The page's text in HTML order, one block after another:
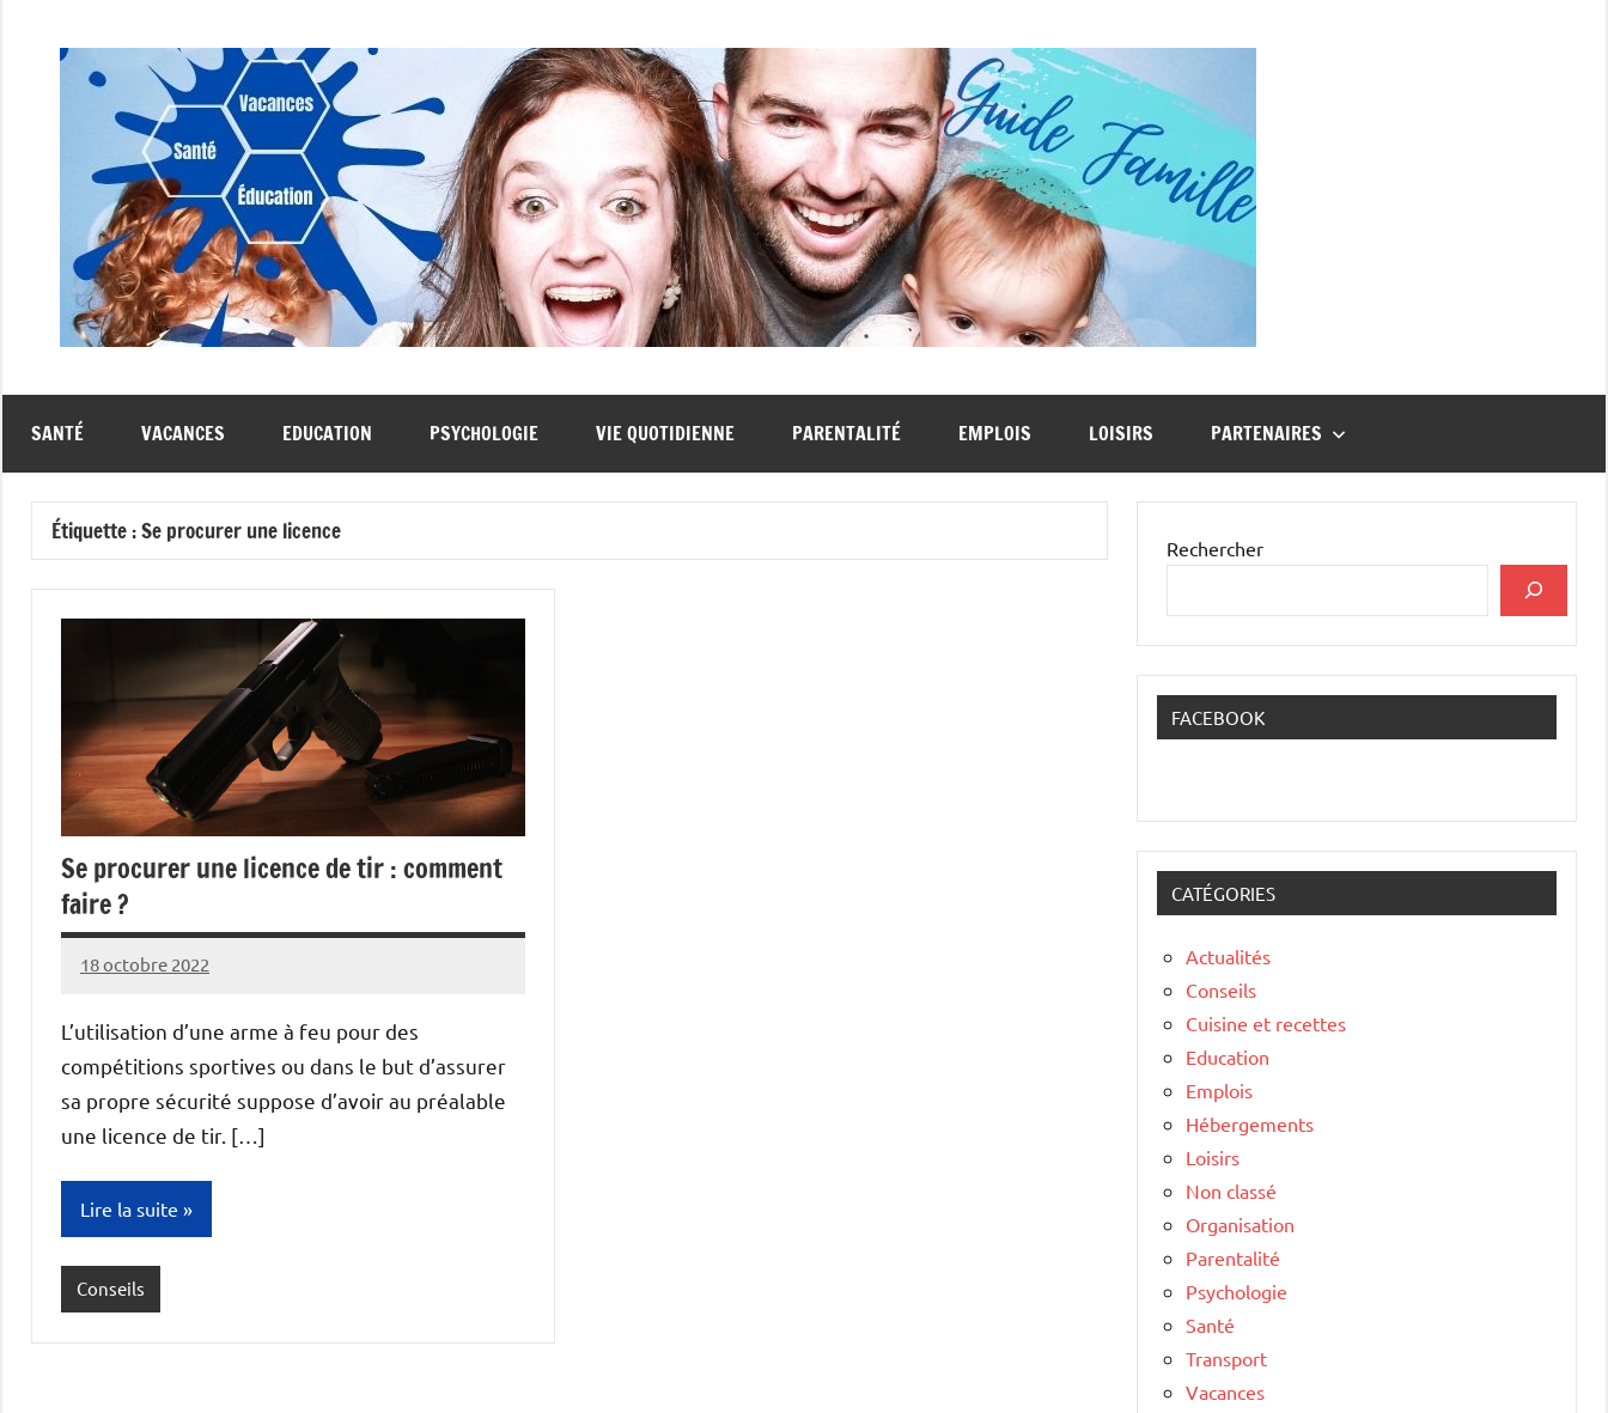
SANTÉ VACANCES EDUCATION PSYCHOLOGIE VIE QUOTIDIENNE PARENTALITÉ EMPLOIS LOISIRS PARTENAIRES
Étiquette :Se procurer une licence
Se procurer une licence de tir : comment
faire ?
18 octobre 2022
Modeste
Aucun
L’utilisation d’une arme à feu pour des
compétitions sportives ou dans le but d’assurer
sa propre sécurité suppose d’avoir au préalable
une licence de tir. […]
Lire la suite
Conseils
Rechercher
FACEBOOK
CATÉGORIES
Actualités
Conseils
Cuisine et recettes
Education
Emplois
Hébergements
Loisirs
Non classé
Organisation
Parentalité
Psychologie
Santé
Transport
Vacances